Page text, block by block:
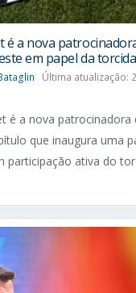
é a nova
em papel da torcida
Última atualização:
é a nova patrocinadora
que inaugura uma
participação ativa do